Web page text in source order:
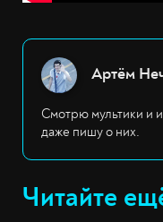
Артём
Смотрю мультики и
даже пишу о них.
Читайте